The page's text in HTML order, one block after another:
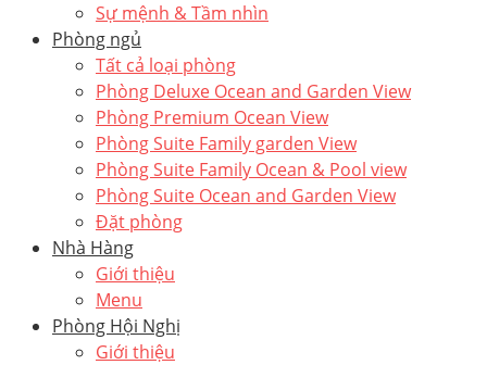
Sự mệnh & Tầm nhìn
Phòng ngủ
Tất cả loại phòng
Phòng Deluxe Ocean and Garden View
Phòng Premium Ocean View
Phòng Suite Family garden View
Phòng Suite Family Ocean & Pool view
Phòng Suite Ocean and Garden View
Đặt phòng
Nhà Hàng
Giới thiệu
Menu
Phòng Hội Nghị
Giới thiệu